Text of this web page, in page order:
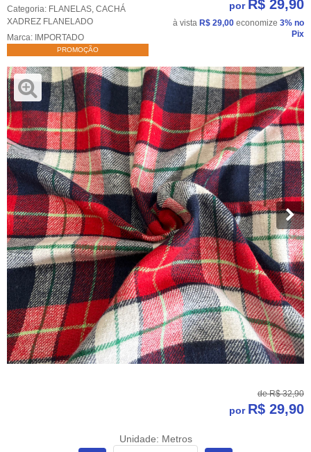
Categoria: FLANELAS, CACHÁ
XADREZ FLANELADO
Marca: IMPORTADO
PROMOÇÃO
por R$ 29,90
à vista R$ 29,00 economize 3% no
Pix
de R$ 32,90
por R$ 29,90
Unidade: Metros